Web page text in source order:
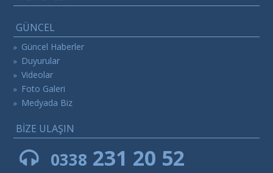
GÜNCEL
» Güncel Haberler
» Duyurular
» Videolar
» Foto Galeri
» Medyada Biz
BİZE ULAŞIN
0338 231 20 52